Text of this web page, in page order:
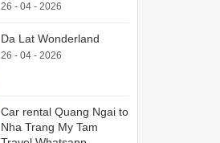
26 - 04 - 2026
Da Lat Wonderland
26 - 04 - 2026
Car rental Quang Ngai to
Nha Trang My Tam